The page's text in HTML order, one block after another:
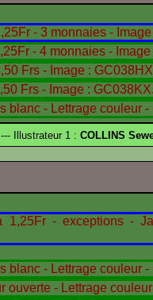
--- Illustrateur 1 : COLLINS